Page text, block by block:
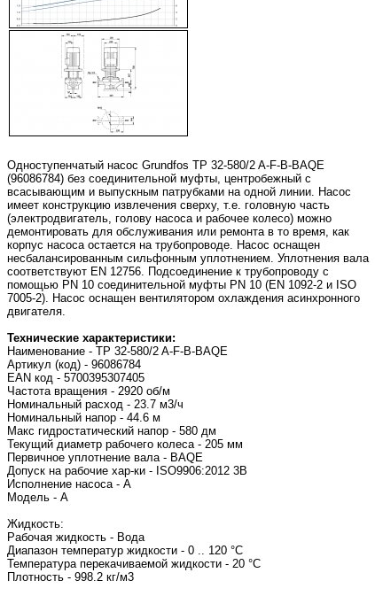
Одноступенчатый насос Grundfos TP 32-580/2 A-F-B-BAQE
(96086784) без соединительной муфты, центробежный с
всасывающим и выпускным патрубками на одной линии. Насос
имеет конструкцию извлечения сверху, т.е. головную часть
(электродвигатель, голову насоса и рабочее колесо) можно
демонтировать для обслуживания или ремонта в то время, как
корпус насоса остается на трубопроводе. Насос оснащен
несбалансированным сильфонным уплотнением. Уплотнения вала
соответствуют EN 12756. Подсоединение к трубопроводу с
помощью PN 10 соединительной муфты PN 10 (EN 1092-2 и ISO
7005-2). Насос оснащен вентилятором охлаждения асинхронного
двигателя.
Технические характеристики:
Наименование - TP 32-580/2 A-F-B-BAQE
Артикул (код) - 96086784
EAN код - 5700395307405
Частота вращения - 2920 об/м
Номинальный расход - 23.7 м3/ч
Номинальный напор - 44.6 м
Макс гидростатический напор - 580 дм
Текущий диаметр рабочего колеса - 205 мм
Первичное уплотнение вала - BAQE
Допуск на рабочие хар-ки - ISO9906:2012 3B
Исполнение насоса - A
Модель - A
Жидкость:
Рабочая жидкость - Вода
Диапазон температур жидкости - 0 .. 120 °C
Температура перекачиваемой жидкости - 20 °C
Плотность - 998.2 кг/м3